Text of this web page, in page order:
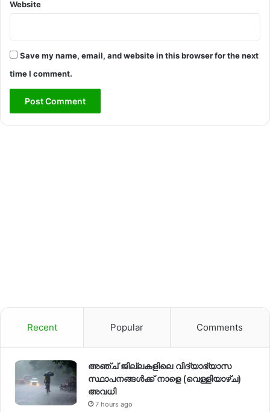
Website
Save my name, email, and website in this browser for the next
time I comment.
Recent Popular Comments
അഞ്ച് ജില്ലകളിലെ വിദ്യാഭ്യാസ
സ്ഥാപനങ്ങൾക്ക് നാളെ (വെള്ളിയാഴ്ച)
അവധി
7 hours ago